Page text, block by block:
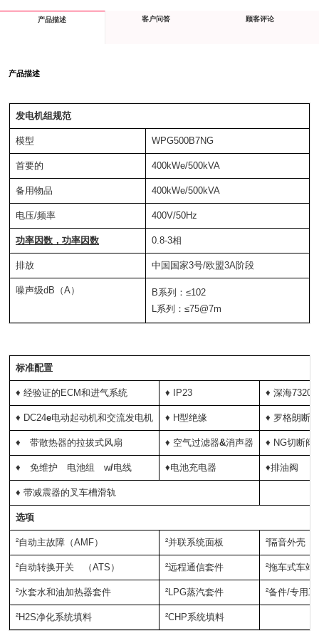
产品描述 客户问答 顾客评论
产品描述
发电机组规范
模型 WPG500B7NG
首要的 400kWe/500kVA
备用物品 400kWe/500kVA
电压/频率 400V/50Hz
功率因数，功率因数 0.8-3相
排放 中国国家3号/欧盟3A阶段
噪声级dB（A）
B系列：≤102
L系列：≤75@7m
标准配置
♦ 经验证的ECM和进气系统 ♦ IP23 ♦ 深海7320
♦ DC24e电动起动机和交流发电机 ♦ H型绝缘 ♦ 罗格朗断
♦ 带散热器的拉拔式风扇 ♦ 空气过滤器&消声器 ♦ NG切断阀
♦ 免维护 电池组 w/电线 ♦电池充电器 ♦排油阀
♦ 带减震器的叉车槽滑轨
选项
²自动主故障（AMF） ²并联系统面板 ²隔音外壳
²自动转换开关 （ATS） ²远程通信套件 ²拖车式车站
²水套水和油加热器套件 ²LPG蒸汽套件 ²备件/专用
²H2S净化系统填料 ²CHP系统填料